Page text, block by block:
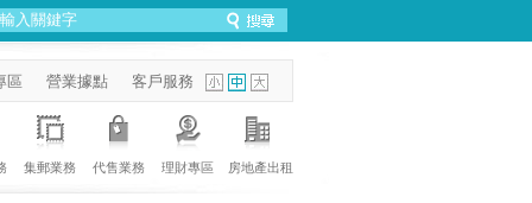
區 營業據點 客戶服務
集郵業務 代售業務 理財專區 房地產出租